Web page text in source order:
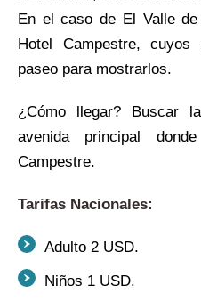
En el caso de El Valle
Hotel Campestre, cuyos
paseo para mostrarlos.
¿Cómo llegar? Buscar
avenida principal
Campestre.
Tarifas Nacionales:
Adulto 2 USD.
Niños 1 USD.